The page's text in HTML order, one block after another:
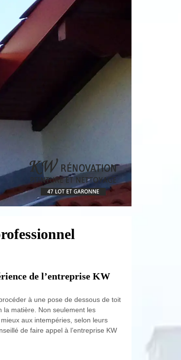
de l’entreprise KW
à une pose de dessous de toit
la matière. Non seulement les
aux intempéries, selon leurs
de faire appel à l’entreprise KW